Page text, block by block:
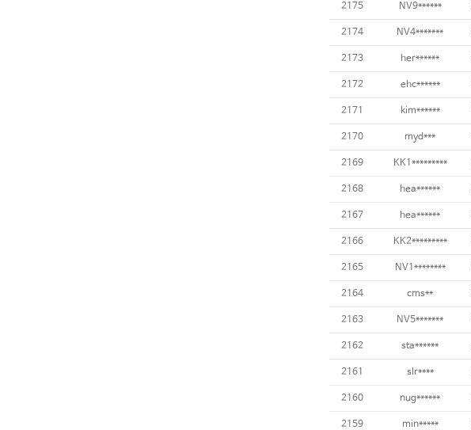
2175 NV9******
2174 NV4*******
2173 her******
2172 ehc******
2171 kim******
2170 myd***
2169 KK1*********
2168 hea******
2167 hea******
2166 KK2*********
2165 NV1********
2164 cms**
2163 NV5*******
2162 sta******
2161 slr****
2160 nug******
2159 min*****